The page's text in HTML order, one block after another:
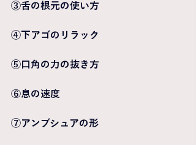
③舌の根元の使い方
④下アゴのリラック
⑤口角の力の抜き方
⑥息の速度
⑦アンブシュアの形